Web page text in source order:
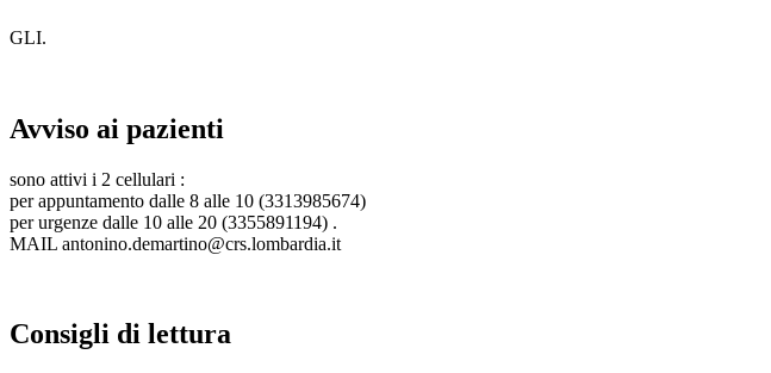
GLI.
Avviso ai pazienti
sono attivi i 2 cellulari :
per appuntamento dalle 8 alle 10 (3313985674)
per urgenze dalle 10 alle 20 (3355891194) .
MAIL antonino.demartino@crs.lombardia.it
Consigli di lettura